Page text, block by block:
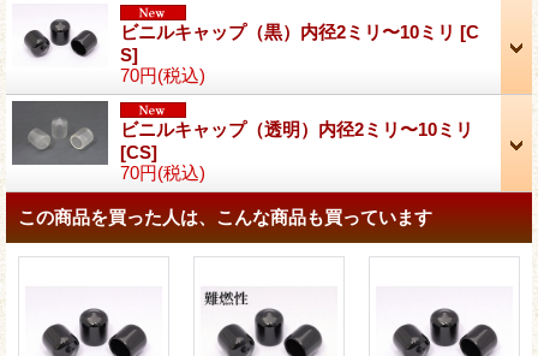
ビニルキャップ（黒）内径2ミリ〜10ミリ [C
S]
70円(税込)
ビニルキャップ（透明）内径2ミリ〜10ミリ
[CS]
70円(税込)
この商品を買った人は、こんな商品も買っています